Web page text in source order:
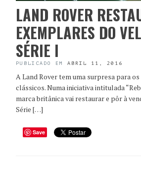
LAND ROVER
EXEMPLARES DO
SÉRIE I
PUBLICADO EM ABRIL 11, 2016
A Land Rover tem uma surpresa para os
clássicos. Numa iniciativa intitulada
marca britânica vai restaurar e pôr à
Série […]
Save